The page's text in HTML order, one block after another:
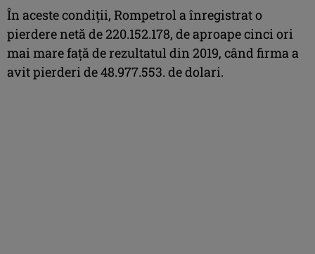
În aceste condiții, Rompetrol a înregistrat o
pierdere netă de 220.152.178, de aproape cinci ori
mai mare față de rezultatul din 2019, când firma a
avit pierderi de 48.977.553. de dolari.